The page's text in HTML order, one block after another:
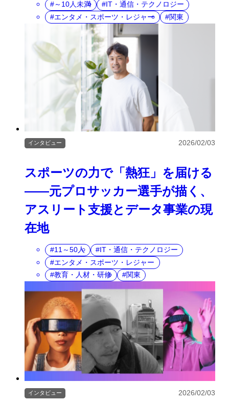
～10人未満
IT・通信・テクノロジー
エンタメ・スポーツ・レジャー
関東
スポーツの力で「熱狂」を届ける
――元プロサッカー選手が描く、
アスリート支援とデータ事業の現
在地
インタビュー 2026/02/03
11～50人
IT・通信・テクノロジー
エンタメ・スポーツ・レジャー
教育・人材・研修
関東
インタビュー 2026/02/03